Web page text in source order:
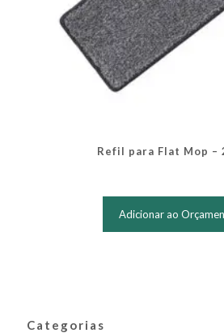
Refil para Flat Mop –
Adicionar ao
Categorias